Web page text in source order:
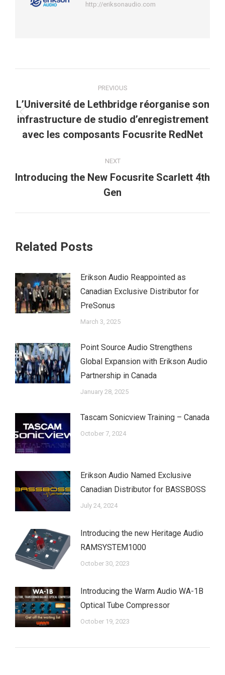
http://eriksonaudio.com
navigation
PREVIOUS
Previous
post:
L’Université de Lethbridge réorganise son
infrastructure de studio d’enregistrement
avec les composants Focusrite RedNet
NEXT
Next
post:
Introducing the New Focusrite Scarlett 4th
Gen
Related Posts
Erikson Audio Reappointed as
Canadian Exclusive Distributor for
PreSonus
March 3, 2025
Point Source Audio Strengthens
Global Expansion with Erikson Audio
Partnership in Canada
January 28, 2025
Tascam Sonicview Training – Canada
October 7, 2024
Erikson Audio Named Exclusive
Canadian Distributor for BASSBOSS
July 24, 2024
Introducing the new Heritage Audio
RAMSYSTEM1000
October 30, 2023
Introducing the Warm Audio WA-1B
Optical Tube Compressor
October 19, 2023